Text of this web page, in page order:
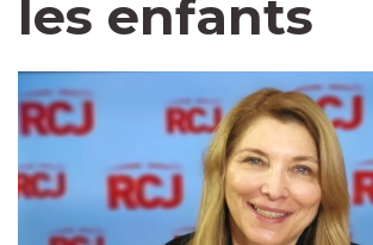
les enfants